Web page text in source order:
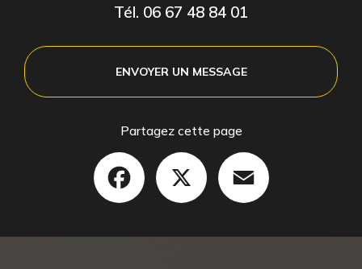
Tél. 06 67 48 84 01
ENVOYER UN MESSAGE
Partagez cette page
Facebook